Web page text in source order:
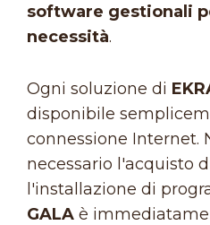
software gestionali
necessità.
Ogni soluzione di
disponibile
connessione Internet.
necessario l'acquisto
l'installazione di
GALA è